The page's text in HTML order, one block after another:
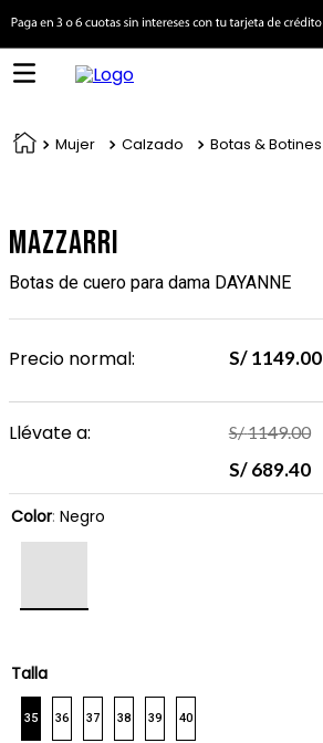
Mujer Calzado Botas & Botines
Mazzarri
Botas de cuero para dama DAYANNE
Precio normal: S/ 1149.00
Llévate a: S/1149.00
S/ 689.40
Color: Negro
Talla
35 36 37 38 39 40